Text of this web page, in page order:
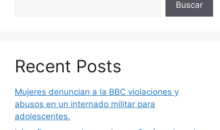
Buscar
Recent Posts
Mujeres denuncian a la BBC violaciones y
abusos en un internado militar para
adolescentes.